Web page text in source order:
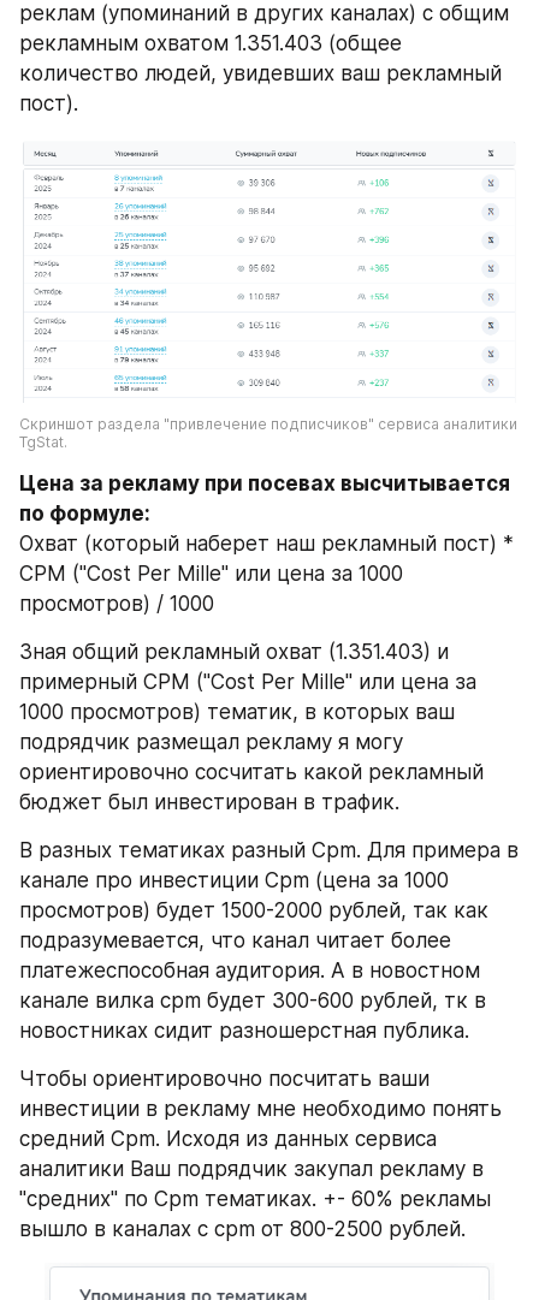
реклам (упоминаний в других каналах) с общим
рекламным охватом 1.351.403 (общее
количество людей, увидевших ваш рекламный
пост).
Скриншот раздела "привлечение подписчиков" сервиса аналитики
TgStat.
Цена за рекламу при посевах высчитывается
по формуле:
Охват (который наберет наш рекламный пост) *
СPM ("Cost Per Mille" или цена за 1000
просмотров) / 1000
Зная общий рекламный охват (1.351.403) и
примерный CPM ("Cost Per Mille" или цена за
1000 просмотров) тематик, в которых ваш
подрядчик размещал рекламу я могу
ориентировочно сосчитать какой рекламный
бюджет был инвестирован в трафик.
В разных тематиках разный Cpm. Для примера в
канале про инвестиции Cpm (цена за 1000
просмотров) будет 1500-2000 рублей, так как
подразумевается, что канал читает более
платежеспособная аудитория. А в новостном
канале вилка cpm будет 300-600 рублей, тк в
новостниках сидит разношерстная публика.
Чтобы ориентировочно посчитать ваши
инвестиции в рекламу мне необходимо понять
средний Cpm. Исходя из данных сервиса
аналитики Ваш подрядчик закупал рекламу в
"средних" по Cpm тематиках. +- 60% рекламы
вышло в каналах с cpm от 800-2500 рублей.